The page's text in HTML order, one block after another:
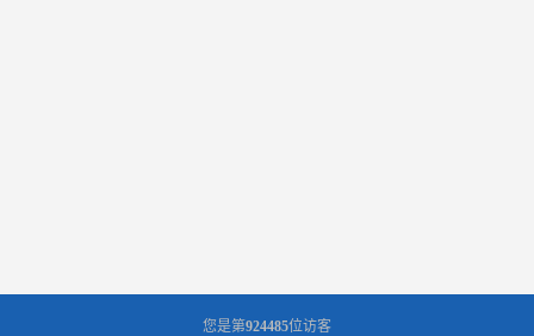
您是第924485位访客